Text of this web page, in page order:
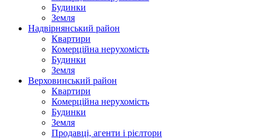
Будинки
Земля
Надвірнянський район
Квартири
Комерційна нерухомість
Будинки
Земля
Верховинський район
Квартири
Комерційна нерухомість
Будинки
Земля
Продавці, агенти і рієлтори